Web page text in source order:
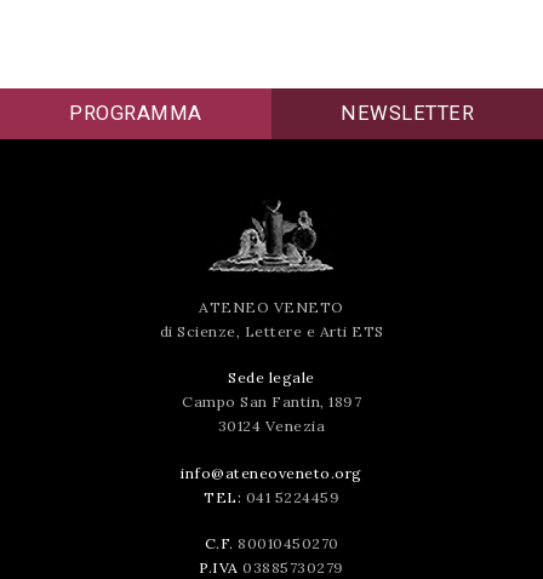
Registrazione
avvenuta con
PROGRAMMA NEWSLETTER
ATENEO VENETO
di Scienze, Lettere e Arti ETS
Sede legale
Campo San Fantin, 1897
30124 Venezia
info@ateneoveneto.org
TEL: 041 5224459
C.F. 80010450270
P.IVA 03885730279